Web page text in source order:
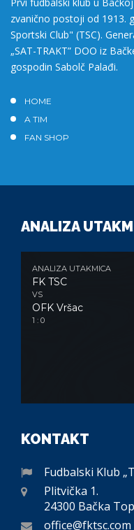
zvanično postoji od 1913.
Sportski Club" (TSC).
„SAT-TRAKT” DOO iz
gospodin Sabolč Palađi.
HOME
A TIM
FAN SHOP
ANALIZA
ANALIZA UTAKMICA
FK TSC
VS
OFK Vršac
1 : 0
KONTAKT
Fudbalski Klub
Plitvička 1.
24300 Bačka
office@fktsc.com